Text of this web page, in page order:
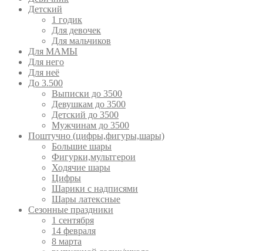
Детский
1 годик
Для девочек
Для мальчиков
Для МАМЫ
Для него
Для неё
До 3.500
Выписки до 3500
Девушкам до 3500
Детский до 3500
Мужчинам до 3500
Поштучно (цифры,фигуры,шары)
Большие шары
Фигурки,мультгерои
Ходячие шары
Цифры
Шарики с надписями
Шары латексные
Сезонные праздники
1 сентября
14 февраля
8 марта